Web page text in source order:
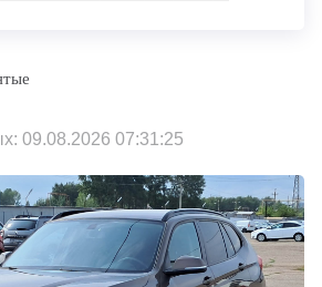
09.08.2026 07:31:25